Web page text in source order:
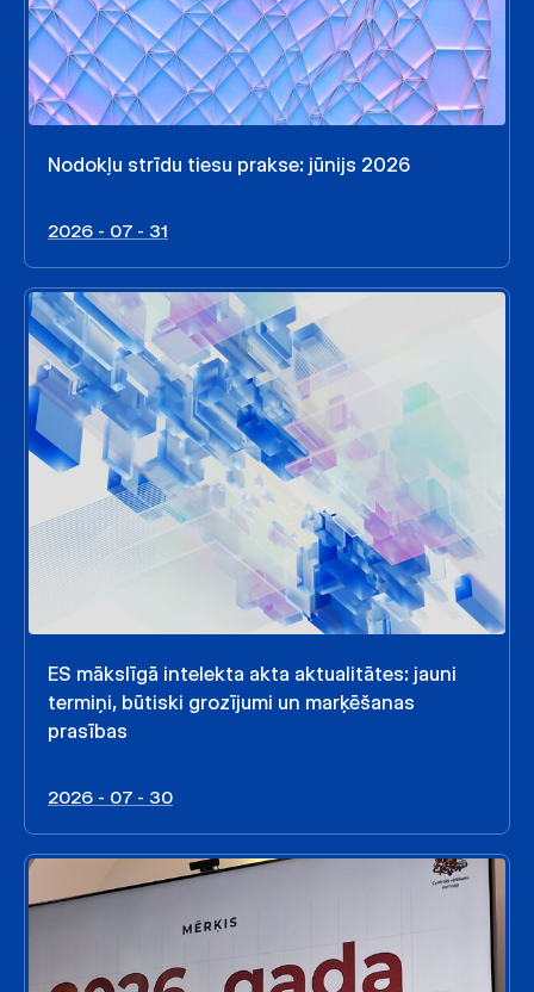
Nodokļu strīdu tiesu prakse: jūnijs 2026
2026 - 07 - 31
ES mākslīgā intelekta akta aktualitātes: jauni
termiņi, būtiski grozījumi un marķēšanas
prasības
2026 - 07 - 30